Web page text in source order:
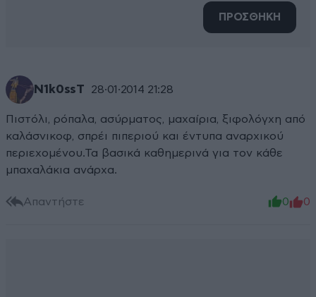
ΠΡΟΣΘΗΚΗ
N1k0ssT 28·01·2014 21:28
Πιστόλι, ρόπαλα, ασύρματος, μαχαίρια, ξιφολόγχη από
καλάσνικοφ, σπρέι πιπεριού και έντυπα αναρχικού
περιεχομένου.Τα βασικά καθημερινά για τον κάθε
μπαχαλάκια ανάρχα.
Απαντήστε 0 0